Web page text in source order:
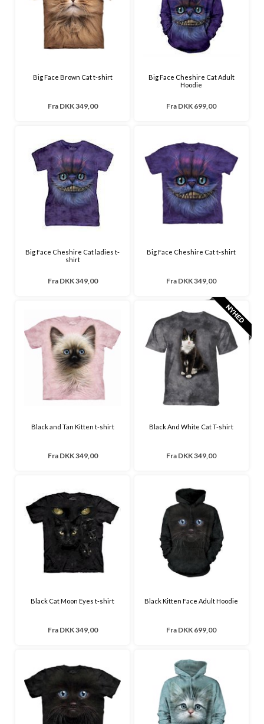
Big Face Brown Cat t-shirt
Fra DKK 349,00
Big Face Cheshire Cat Adult
Hoodie
Fra DKK 699,00
Big Face Cheshire Cat ladies t-
shirt
Fra DKK 349,00
Big Face Cheshire Cat t-shirt
Fra DKK 349,00
Black and Tan Kitten t-shirt
Fra DKK 349,00
Black And White Cat T-shirt
Fra DKK 349,00
Black Cat Moon Eyes t-shirt
Fra DKK 349,00
Black Kitten Face Adult Hoodie
Fra DKK 699,00